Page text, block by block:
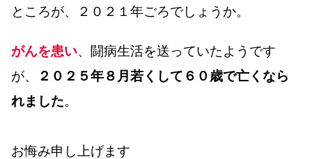
ところが、２０２１年ごろでしょうか。
がんを患い、闘病生活を送っていたようです
が、
２０２５年８月若くして６０歳で亡くなら
れました。
お悔み申し上げます